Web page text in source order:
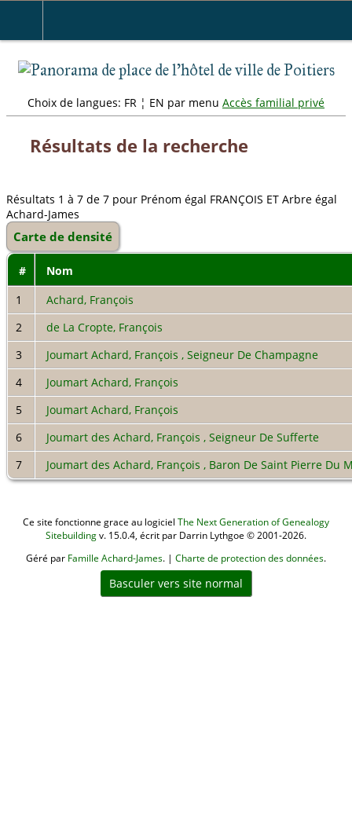
Choix de langues: FR ¦ EN par menu Accès familial privé
Résultats de la recherche
Résultats 1 à 7 de 7 pour Prénom égal FRANÇOIS ET Arbre égal
Achard-James
Carte de densité
#
Nom
1
Achard, François
2
de La Cropte, François
3
Joumart Achard, François , Seigneur De Champagne
4
Joumart Achard, François
5
Joumart Achard, François
6
Joumart des Achard, François , Seigneur De Sufferte
7
Joumart des Achard, François , Baron De Saint Pierre Du
Ce site fonctionne grace au logiciel The Next Generation of Genealogy
Sitebuildingv. 15.0.4, écrit par Darrin Lythgoe © 2001-2026.
Géré par Famille Achard-James. | Charte de protection des données.
Basculer vers site normal